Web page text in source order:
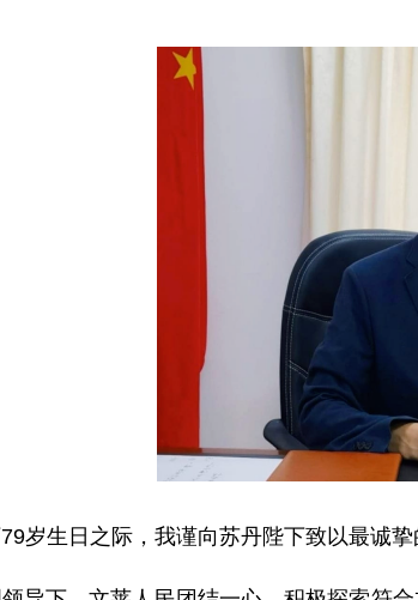
岁生日之际，我谨向苏丹陛下致以最诚挚